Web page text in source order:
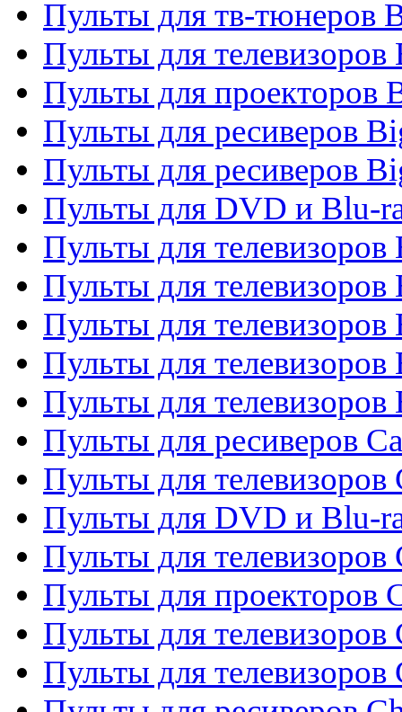
Пульты для тв-тюнеров
Пульты для телевизоров
Пульты для проекторов
Пульты для ресиверов
Пульты для ресиверов
Пульты для DVD и Blu-
Пульты для телевизоров
Пульты для телевизоров
Пульты для телевизоров
Пульты для телевизоров
Пульты для телевизоров
Пульты для ресиверов
Пульты для телевизоров
Пульты для DVD и Blu-
Пульты для телевизоров
Пульты для проекторов
Пульты для телевизоров
Пульты для телевизоров